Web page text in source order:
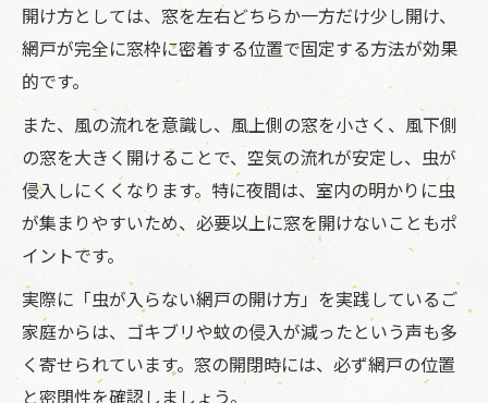
掃除とスプレーで網戸の防虫効果を強化
網戸に虫がつく原因を掃除で解決する方法
網戸の虫除け対策におすすめの掃除法
網戸の効果を高めるスプレー活用術
網戸を長持ちさせる日常のメンテナンス
網戸を傷めず長持ちさせる掃除のコツ
網戸の効果維持に役立つ日常メンテナンス
網戸の破損予防と虫対策を両立させる方法
日常の網戸チェックで快適な防虫環境を維
網戸の締め方次第で耐久性と防虫効果アッ
開け方としては、窓を左右どちらか一方だけ少し開け、
網戸が完全に窓枠に密着する位置で固定する方法が効果
的です。
また、風の流れを意識し、風上側の窓を小さく、風下側
の窓を大きく開けることで、空気の流れが安定し、虫が
侵入しにくくなります。特に夜間は、室内の明かりに虫
が集まりやすいため、必要以上に窓を開けないこともポ
イントです。
実際に「虫が入らない網戸の開け方」を実践しているご
家庭からは、ゴキブリや蚊の侵入が減ったという声も多
く寄せられています。窓の開閉時には、必ず網戸の位置
と密閉性を確認しましょう。